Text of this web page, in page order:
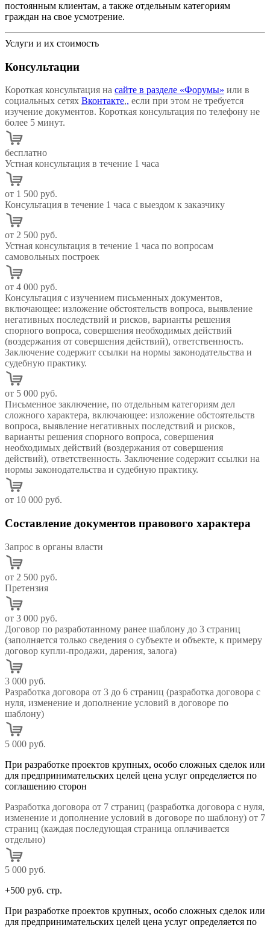
постоянным клиентам, а также отдельным категориям
граждан на свое усмотрение.
Услуги и их стоимость
Консультации
Короткая консультация на сайте в разделе «Форумы» или в
социальных сетях Вконтакте,, если при этом не требуется
изучение документов. Короткая консультация по телефону не
более 5 минут.
бесплатно
Устная консультация в течение 1 часа
от 1 500 руб.
Консультация в течение 1 часа с выездом к заказчику
от 2 500 руб.
Устная консультация в течение 1 часа по вопросам
самовольных построек
от 4 000 руб.
Консультация с изучением письменных документов,
включающее: изложение обстоятельств вопроса, выявление
негативных последствий и рисков, варианты решения
спорного вопроса, совершения необходимых действий
(воздержания от совершения действий), ответственность.
Заключение содержит ссылки на нормы законодательства и
судебную практику.
от 5 000 руб.
Письменное заключение, по отдельным категориям дел
сложного характера, включающее: изложение обстоятельств
вопроса, выявление негативных последствий и рисков,
варианты решения спорного вопроса, совершения
необходимых действий (воздержания от совершения
действий), ответственность. Заключение содержит ссылки на
нормы законодательства и судебную практику.
от 10 000 руб.
Составление документов правового характера
Запрос в органы власти
от 2 500 руб.
Претензия
от 3 000 руб.
Договор по разработанному ранее шаблону до 3 страниц
(заполняется только сведения о субъекте и объекте, к примеру
договор купли-продажи, дарения, залога)
3 000 руб.
Разработка договора от 3 до 6 страниц (разработка договора с
нуля, изменение и дополнение условий в договоре по
шаблону)
5 000 руб.
При разработке проектов крупных, особо сложных сделок или
для предпринимательских целей цена услуг определяется по
соглашению сторон
Разработка договора от 7 страниц (разработка договора с нуля,
изменение и дополнение условий в договоре по шаблону) от 7
страниц (каждая последующая страница оплачивается
отдельно)
5 000 руб.
+500 руб. стр.
При разработке проектов крупных, особо сложных сделок или
для предпринимательских целей цена услуг определяется по